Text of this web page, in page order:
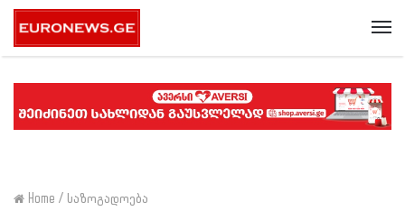
Home / საზოგადოება